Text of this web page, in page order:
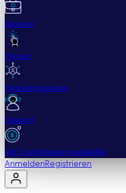
Karriere
Presse
Partnerprogramm
Support
Auf Cryptohopper verkaufen
Anmelden Registrieren